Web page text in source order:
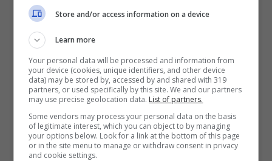
Calciomercato, il
Manchester United
pensa a Evanilson: l’Inter
è avvisata
Store and/or access information on a device
Learn more
Your personal data will be processed and information from
your device (cookies, unique identifiers, and other device
data) may be stored by, accessed by and shared with 319
partners, or used specifically by this site. We and our partners
may use precise geolocation data. List of partners.
Some vendors may process your personal data on the basis
of legitimate interest, which you can object to by managing
your options below. Look for a link at the bottom of this page
or in the site menu to manage or withdraw consent in privacy
and cookie settings.